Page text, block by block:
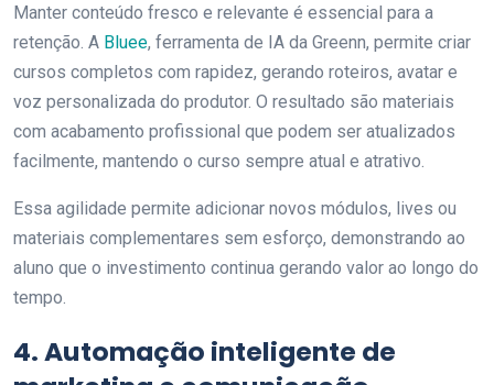
Manter conteúdo fresco e relevante é essencial para a
retenção. A Bluee, ferramenta de IA da Greenn, permite criar
cursos completos com rapidez, gerando roteiros, avatar e
voz personalizada do produtor. O resultado são materiais
com acabamento profissional que podem ser atualizados
facilmente, mantendo o curso sempre atual e atrativo.
Essa agilidade permite adicionar novos módulos, lives ou
materiais complementares sem esforço, demonstrando ao
aluno que o investimento continua gerando valor ao longo do
tempo.
4. Automação inteligente de